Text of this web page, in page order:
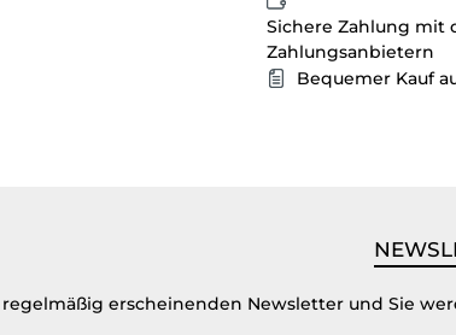
Sichere Zahlung mit
Zahlungsanbietern
Bequemer Kauf
erscheinenden Newsletter und Sie